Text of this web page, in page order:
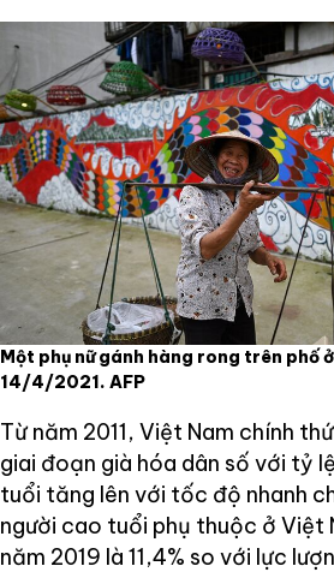
Một phụ nữ gánh hàng rong trên phố
14/4/2021. AFP
Từ năm 2011, Việt Nam chính
giai đoạn già hóa dân số với tỷ
tuổi tăng lên với tốc độ nhanh
người cao tuổi phụ thuộc ở Việt
năm 2019 là 11,4% so với lực